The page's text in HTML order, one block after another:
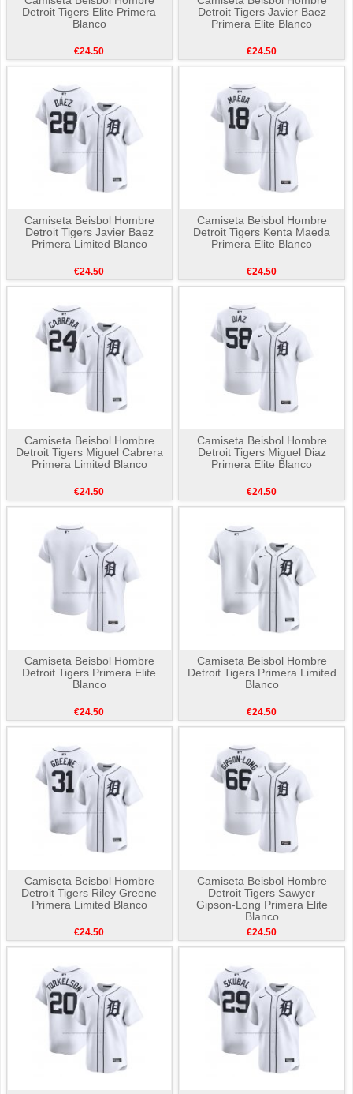
Detroit Tigers Elite Primera
Blanco
€24.50
Detroit Tigers Javier Baez
Primera Elite Blanco
€24.50
Camiseta Beisbol Hombre
Detroit Tigers Javier Baez
Primera Limited Blanco
€24.50
Camiseta Beisbol Hombre
Detroit Tigers Kenta Maeda
Primera Elite Blanco
€24.50
Camiseta Beisbol Hombre
Detroit Tigers Miguel Cabrera
Primera Limited Blanco
€24.50
Camiseta Beisbol Hombre
Detroit Tigers Miguel Diaz
Primera Elite Blanco
€24.50
Camiseta Beisbol Hombre
Detroit Tigers Primera Elite
Blanco
€24.50
Camiseta Beisbol Hombre
Detroit Tigers Primera Limited
Blanco
€24.50
Camiseta Beisbol Hombre
Detroit Tigers Riley Greene
Primera Limited Blanco
€24.50
Camiseta Beisbol Hombre
Detroit Tigers Sawyer
Gipson-Long Primera Elite
Blanco
€24.50